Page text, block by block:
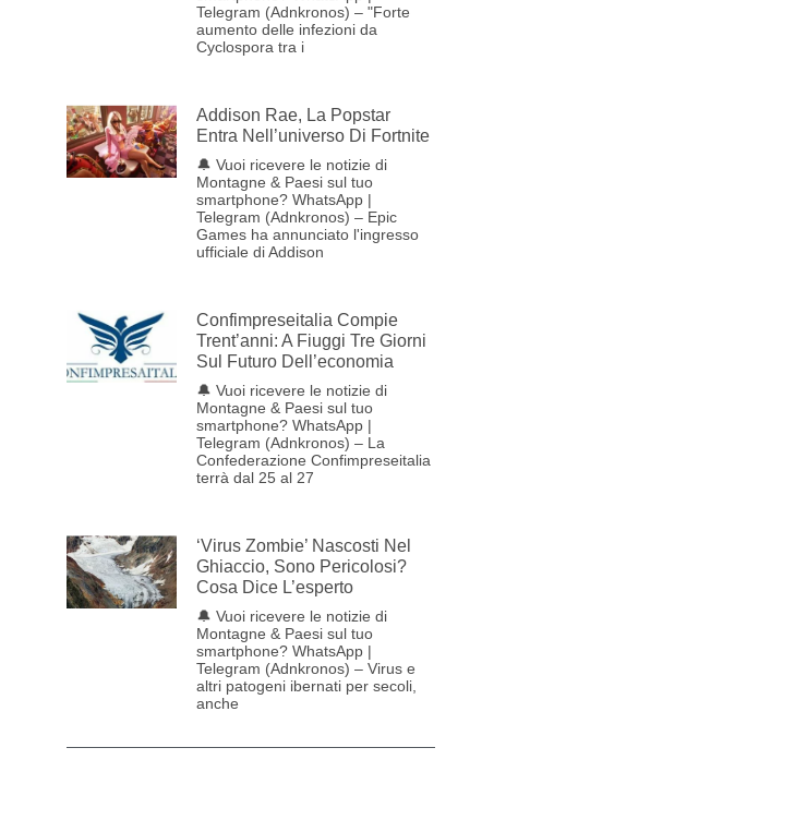
Telegram (Adnkronos) – "Forte
aumento delle infezioni da
Cyclospora tra i
Addison Rae, La Popstar
Entra Nell’universo Di Fortnite
🔔 Vuoi ricevere le notizie di
Montagne & Paesi sul tuo
smartphone? WhatsApp |
Telegram (Adnkronos) – Epic
Games ha annunciato l'ingresso
ufficiale di Addison
Confimpreseitalia Compie
Trent’anni: A Fiuggi Tre Giorni
Sul Futuro Dell’economia
🔔 Vuoi ricevere le notizie di
Montagne & Paesi sul tuo
smartphone? WhatsApp |
Telegram (Adnkronos) – La
Confederazione Confimpreseitalia
terrà dal 25 al 27
‘Virus Zombie’ Nascosti Nel
Ghiaccio, Sono Pericolosi?
Cosa Dice L’esperto
🔔 Vuoi ricevere le notizie di
Montagne & Paesi sul tuo
smartphone? WhatsApp |
Telegram (Adnkronos) – Virus e
altri patogeni ibernati per secoli,
anche